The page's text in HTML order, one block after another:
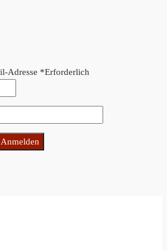
Adresse *Erforderlich
Anmelden